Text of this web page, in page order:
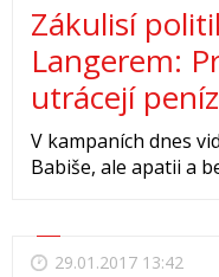
Zákulisí
Langerem:
utrácejí
V kampaních dnes
Babiše, ale apatii a
29.01.2017 13:42